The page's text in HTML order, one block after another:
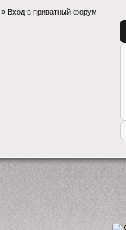
» Вход в приватный форум